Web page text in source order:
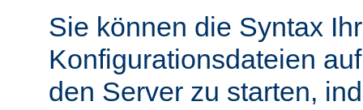
Sie können die Syntax
Konfigurationsdateien
den Server zu starten,